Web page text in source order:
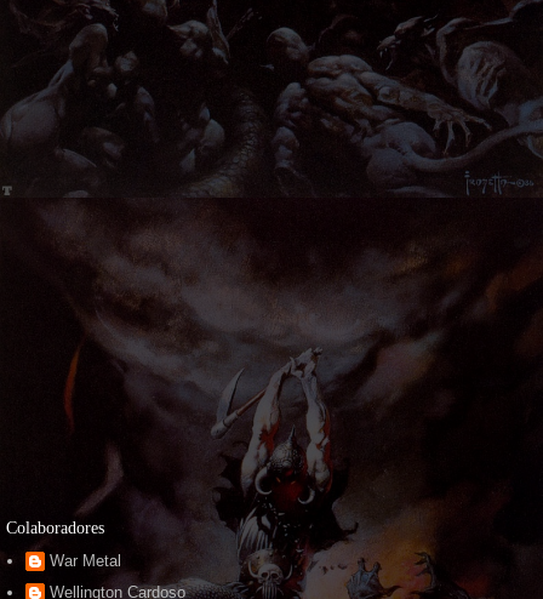
Colaboradores
War Metal
Wellington Cardoso